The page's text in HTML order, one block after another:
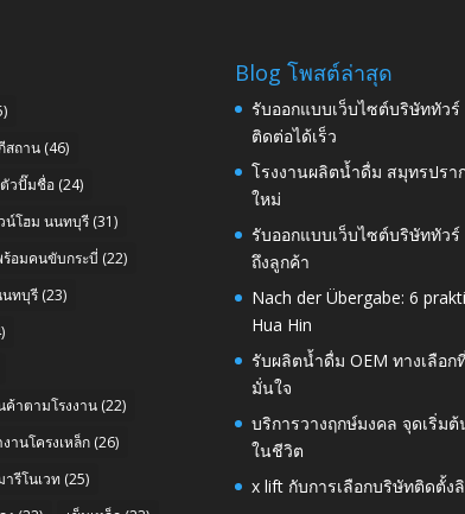
สถาน (46)
ตัวปั๊มชื่อ (24)
น์โฮม นนทบุรี (31)
อมคนขับกระบี่ (22)
ทบุรี (23)
ค้าตามโรงงาน (22)
านโครงเหล็ก (26)
ารีโนเวท (25)
Blog โพสต์ล่าสุด
รับออกแบบเว็บไซต์บริษัททัว
ติดต่อได้เร็ว
โรงงานผลิตน้ำดื่ม สมุทรปรา
ใหม่
รับออกแบบเว็บไซต์บริษัททัวร์
ถึงลูกค้า
Nach der Übergabe: 6
Hua Hin
รับผลิตน้ำดื่ม OEM ทางเลือ
มั่นใจ
บริการวางฤกษ์มงคล จุดเริ่ม
ในชีวิต
x lift กับการเลือกบริษัทติดตั้ง